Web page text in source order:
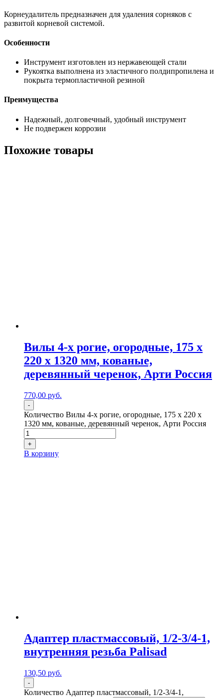
Корнеудалитель предназначен для удаления сорняков с
развитой корневой системой.
Особенности
Инструмент изготовлен из нержавеющей стали
Рукоятка выполнена из эластичного полдипропилена и
покрыта термопластичной резиной
Преимущества
Надежный, долговечный, удобный инструмент
Не подвержен коррозии
Похожие товары
Вилы 4-х рогие, огородные, 175 х
220 х 1320 мм, кованые,
деревянный черенок, Арти Россия
770,00 руб.
-
Количество Вилы 4-х рогие, огородные, 175 х 220 х
1320 мм, кованые, деревянный черенок, Арти Россия
+
В корзину
Адаптер пластмассовый, 1/2-3/4-1,
внутренняя резьба Palisad
130,50 руб.
-
Количество Адаптер пластмассовый, 1/2-3/4-1,